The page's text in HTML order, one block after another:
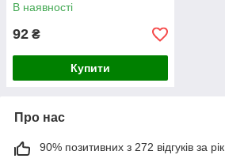
В наявності
92 ₴
Купити
Про нас
90% позитивних з 272 відгуків за рік